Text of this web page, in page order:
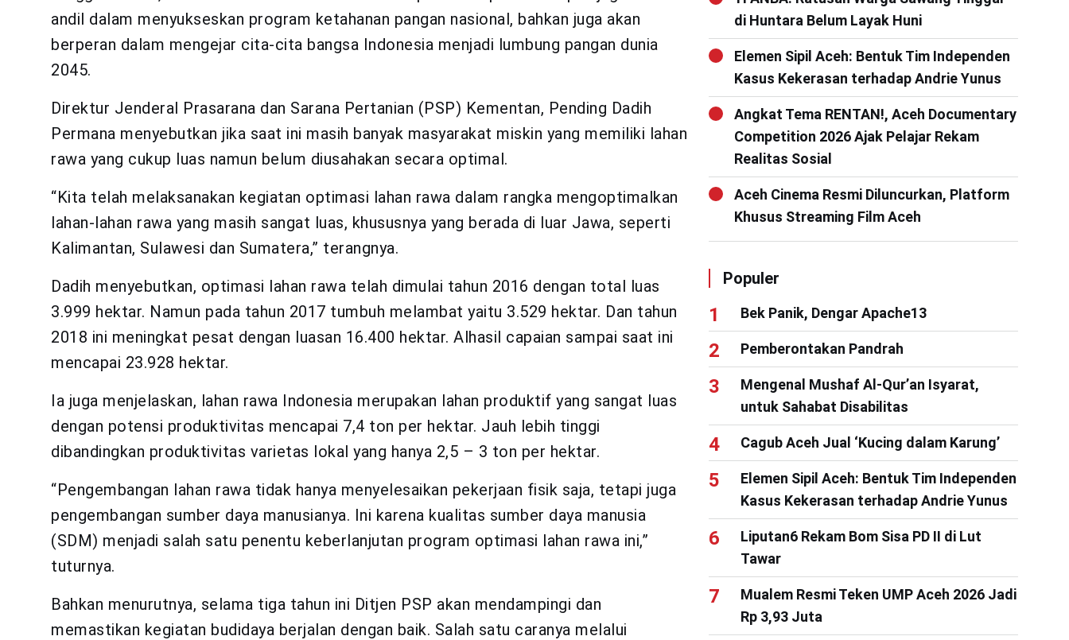
andil dalam menyukseskan program ketahanan pangan nasional, bahkan juga akan
berperan dalam mengejar cita-cita bangsa Indonesia menjadi lumbung pangan dunia
2045.
Direktur Jenderal Prasarana dan Sarana Pertanian (PSP) Kementan, Pending Dadih
Permana menyebutkan jika saat ini masih banyak masyarakat miskin yang memiliki lahan
rawa yang cukup luas namun belum diusahakan secara optimal.
“Kita telah melaksanakan kegiatan optimasi lahan rawa dalam rangka mengoptimalkan
lahan-lahan rawa yang masih sangat luas, khususnya yang berada di luar Jawa, seperti
Kalimantan, Sulawesi dan Sumatera,” terangnya.
Dadih menyebutkan, optimasi lahan rawa telah dimulai tahun 2016 dengan total luas
3.999 hektar. Namun pada tahun 2017 tumbuh melambat yaitu 3.529 hektar. Dan tahun
2018 ini meningkat pesat dengan luasan 16.400 hektar. Alhasil capaian sampai saat ini
mencapai 23.928 hektar.
Ia juga menjelaskan, lahan rawa Indonesia merupakan lahan produktif yang sangat luas
dengan potensi produktivitas mencapai 7,4 ton per hektar. Jauh lebih tinggi
dibandingkan produktivitas varietas lokal yang hanya 2,5 – 3 ton per hektar.
“Pengembangan lahan rawa tidak hanya menyelesaikan pekerjaan fisik saja, tetapi juga
pengembangan sumber daya manusianya. Ini karena kualitas sumber daya manusia
(SDM) menjadi salah satu penentu keberlanjutan program optimasi lahan rawa ini,”
tuturnya.
Bahkan menurutnya, selama tiga tahun ini Ditjen PSP akan mendampingi dan
memastikan kegiatan budidaya berjalan dengan baik. Salah satu caranya melalui
di Huntara Belum Layak Huni
Elemen Sipil Aceh: Bentuk Tim Independen
Kasus Kekerasan terhadap Andrie Yunus
Angkat Tema RENTAN!, Aceh Documentary
Competition 2026 Ajak Pelajar Rekam
Realitas Sosial
Aceh Cinema Resmi Diluncurkan, Platform
Khusus Streaming Film Aceh
Populer
Bek Panik, Dengar Apache13
Pemberontakan Pandrah
Mengenal Mushaf Al-Qur’an Isyarat,
untuk Sahabat Disabilitas
Cagub Aceh Jual ‘Kucing dalam Karung’
Elemen Sipil Aceh: Bentuk Tim Independen
Kasus Kekerasan terhadap Andrie Yunus
Liputan6 Rekam Bom Sisa PD II di Lut
Tawar
Mualem Resmi Teken UMP Aceh 2026 Jadi
Rp 3,93 Juta